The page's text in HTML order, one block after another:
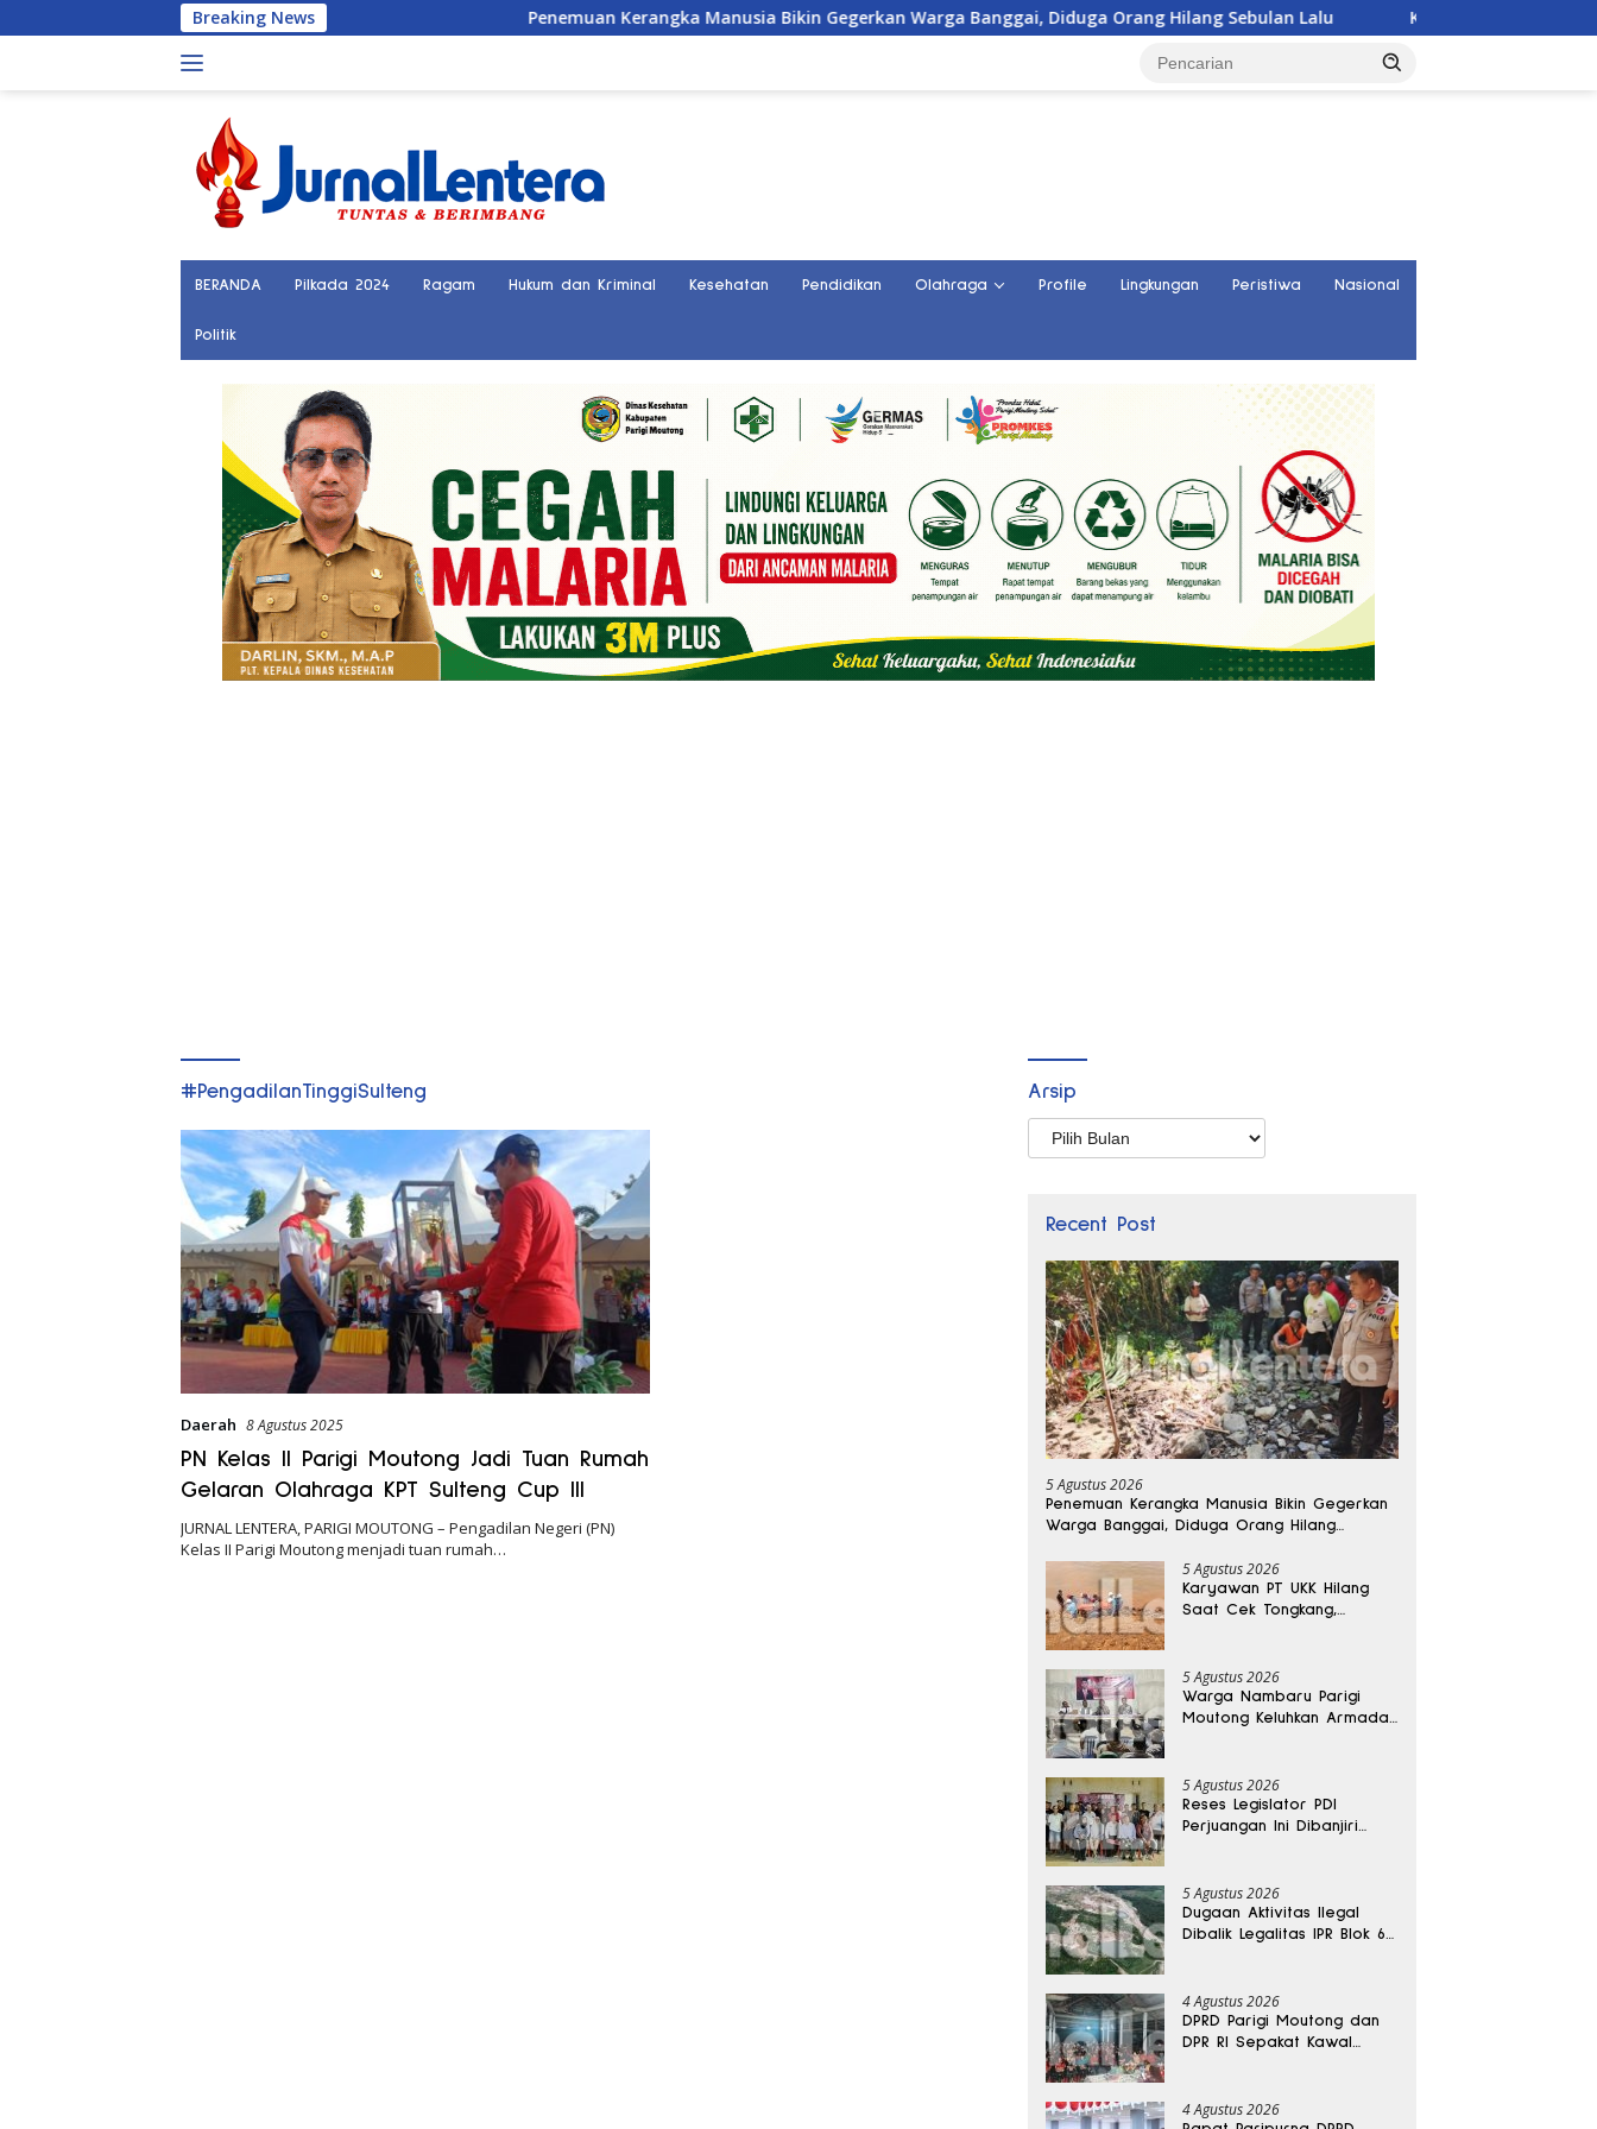
ke
Breaking News Penemuan Kerangka Manusia Bikin Gegerkan Warga Banggai, Diduga Orang Hilang Sebulan Lalu Karyawan PT UKK Hilang Saat Cek
BERANDA Pilkada 2024 Ragam Hukum dan Kriminal Kesehatan Pendidikan Olahraga Profile Lingkungan Peristiwa Nasional
Politik
#PengadilanTinggiSulteng
Daerah 8 Agustus 2025
PN Kelas II Parigi Moutong Jadi Tuan Rumah
Gelaran Olahraga KPT Sulteng Cup III
JURNAL LENTERA, PARIGI MOUTONG – Pengadilan Negeri (PN)
Kelas II Parigi Moutong menjadi tuan rumah…
Arsip
Arsip
Recent Post
5 Agustus 2026
Penemuan Kerangka Manusia Bikin Gegerkan
Warga Banggai, Diduga Orang Hilang
5 Agustus 2026
Karyawan PT UKK Hilang
Saat Cek Tongkang,
5 Agustus 2026
Warga Nambaru Parigi
Moutong Keluhkan Armada
Reses Legislator PKS
5 Agustus 2026
Reses Legislator PDI
Perjuangan Ini Dibanjiri
5 Agustus 2026
Dugaan Aktivitas Ilegal
Dibalik Legalitas IPR Blok 6
4 Agustus 2026
DPRD Parigi Moutong dan
DPR RI Sepakat Kawal
4 Agustus 2026